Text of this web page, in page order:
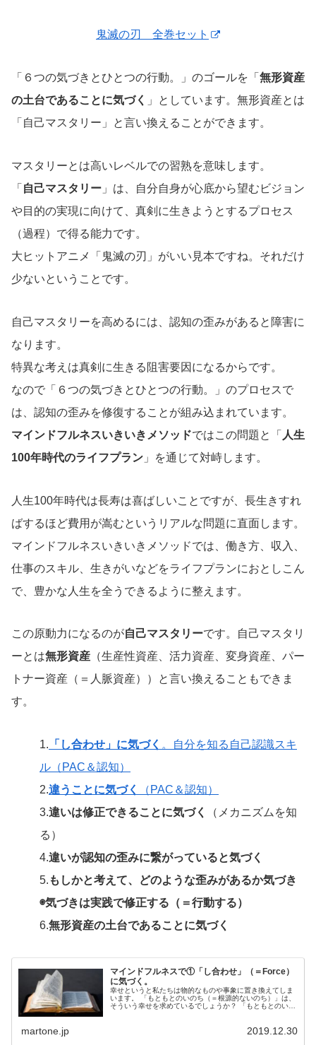
鬼滅の刃 全巻セット
「６つの気づきとひとつの行動。」のゴールを「 無形資産
の土台であることに気づく
」としています。無形資産とは
「自己マスタリー」と言い換えることができます。
マスタリーとは高いレベルでの習熟を意味します。
「 自己マスタリー 」は、自分自身が心底から望むビジョン
や目的の実現に向けて、真剣に生きようとするプロセス
（過程）で得る能力です。
大ヒットアニメ「鬼滅の刃」がいい見本ですね。それだけ
少ないということです。
自己マスタリーを高めるには、認知の歪みがあると障害に
なります。
特異な考えは真剣に生きる阻害要因になるからです。
なので「６つの気づきとひとつの行動。」のプロセスで
は、認知の歪みを修復することが組み込まれています。
マインドフルネスいきいきメソッドではこの問題と「 人生
100年時代のライフプラン 」を通じて対峙します。
人生100年時代は長寿は喜ばしいことですが、長生きすれ
ばするほど費用が嵩むというリアルな問題に直面します。
マインドフルネスいきいきメソッドでは、働き方、収入、
仕事のスキル、生きがいなどをライフプランにおとしこん
で、豊かな人生を全うできるように整えます。
この原動力になるのが自己マスタリーです。自己マスタリ
ーとは無形資産 （生産性資産、活力資産、変身資産、パー
トナー資産（＝人脈資産））と言い換えることもできま
す。
1. 「し合わせ」に気づく 。自分を知る自己認識スキ
ル（PAC＆認知）
2.違うことに気づく
（PAC＆認知）
3.違いは修正できることに気づく
（メカニズムを知
る）
4.違いが認知の歪みに繋がっていると気づく
5. もしかと考えて、どのような歪みがあるか気づき
◉気づきは実践で修正する（＝行動する）
6.無形資産の土台であることに気づく
マインドフルネスで①「し合わせ」（＝Force）
に気づく。
幸せというと私たちは物的なものや事象に置き換えてしま
います。 「もともとのいのち（＝根源的ないのち）」は、
そういう幸せを求めているでしょうか？ 「もともとのいの
切にしてあげるとしたらどうしたら良いと思いますか？
martone.jp 2019.12.30